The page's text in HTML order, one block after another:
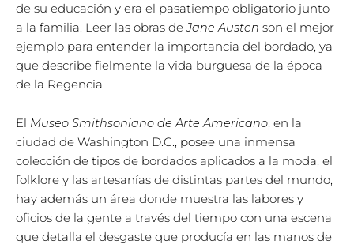
de su educación y era el pasatiempo obligatorio junto
a la familia. Leer las obras deJane Austen son el mejor
ejemplo para entender la importancia del bordado, ya
que describe fielmente la vida burguesa de la época
de la Regencia.
El Museo Smithsoniano de Arte Americano, en la
ciudad de Washington D.C., posee una inmensa
colección de tipos de bordados aplicados a la moda, el
folklore y las artesanías de distintas partes del mundo,
hay además un área donde muestra las labores y
oficios de la gente a través del tiempo con una escena
que detalla el desgaste que producía en las manos de